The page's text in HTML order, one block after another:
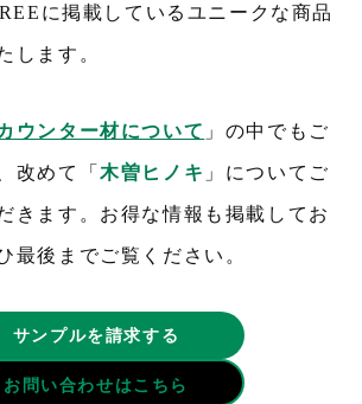
に掲載しているユニークな商品
します。
ウンター材について 」の中でもご
改めて「木曽ヒノキ 」についてご
きます。お得な情報も掲載してお
最後までご覧ください。
サンプルを請求する
お問い合わせはこちら